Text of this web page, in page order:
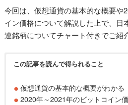
今回は、仮想通貨の基本的な概要や
イン価格について解説した上で、日
連銘柄についてチャート付きでご紹
この記事を読んで得られること
仮想通貨の基本的な概要がわかる
2020年～2021年のビットコイン